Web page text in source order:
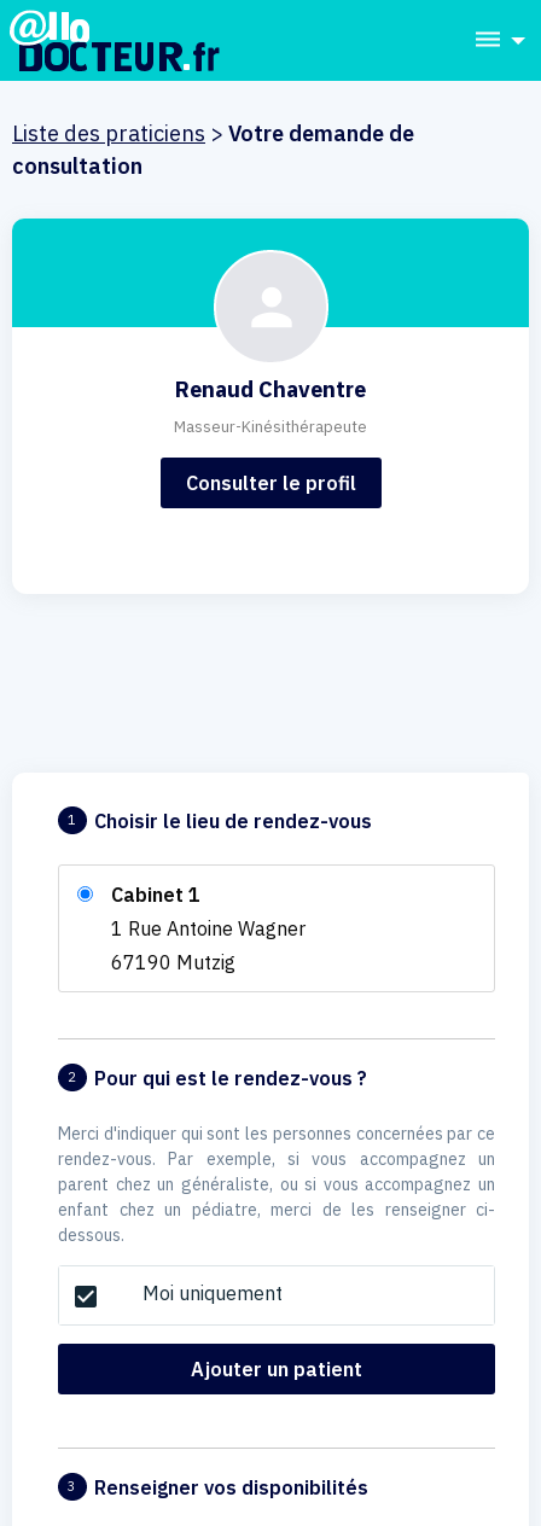
dehaze
Liste des praticiens > Votre demande de
consultation
Renaud Chaventre
Masseur-Kinésithérapeute
Consulter le profil
1 Choisir le lieu de rendez-vous
Cabinet 1
1 Rue Antoine Wagner
67190 Mutzig
2 Pour qui est le rendez-vous ?
Merci d'indiquer qui sont les personnes concernées par ce
rendez-vous. Par exemple, si vous accompagnez un
parent chez un généraliste, ou si vous accompagnez un
enfant chez un pédiatre, merci de les renseigner ci-
dessous.
check_box Moi uniquement
Ajouter un patient
3 Renseigner vos disponibilités